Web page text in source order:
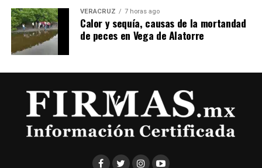
VERACRUZ 7 horas ago
Calor y sequía, causas de la mortandad
de peces en Vega de Alatorre